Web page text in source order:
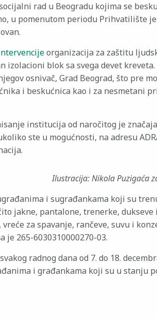
rad u Beogradu kojima se
u pomenutom periodu Prihvatilište
organizacija za zaštitu
izolacioni blok sa svega devet
osnivač, Grad Beograd, što pre
i beskućnica kao i za nesmetani
institucija od naročitog je
ste u mogućnosti, na adresu
Ilustracija: Nikola Puzigaća
i sugrađankama koji su
jakne, pantalone, trenerke,
za spavanje, rančeve, suvu i
265-6030310000270-03.
radnog dana od 7. do 18.
i građankama koji su u stanju